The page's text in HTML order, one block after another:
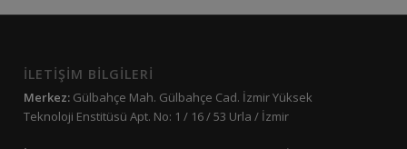
İLETİŞİM BİLGİLERİ
Merkez: Gülbahçe Mah. Gülbahçe Cad. İzmir Yüksek
Teknoloji Enstitüsü Apt. No: 1 / 16 / 53 Urla / İzmir